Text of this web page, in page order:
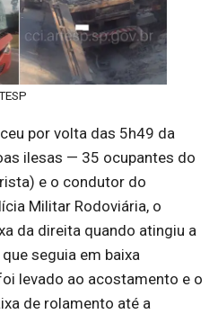
por volta das 5h49 da
ilesas — 35 ocupantes do
e o condutor do
Militar Rodoviária, o
da direita quando atingiu a
seguia em baixa
levado ao acostamento e o
de rolamento até a